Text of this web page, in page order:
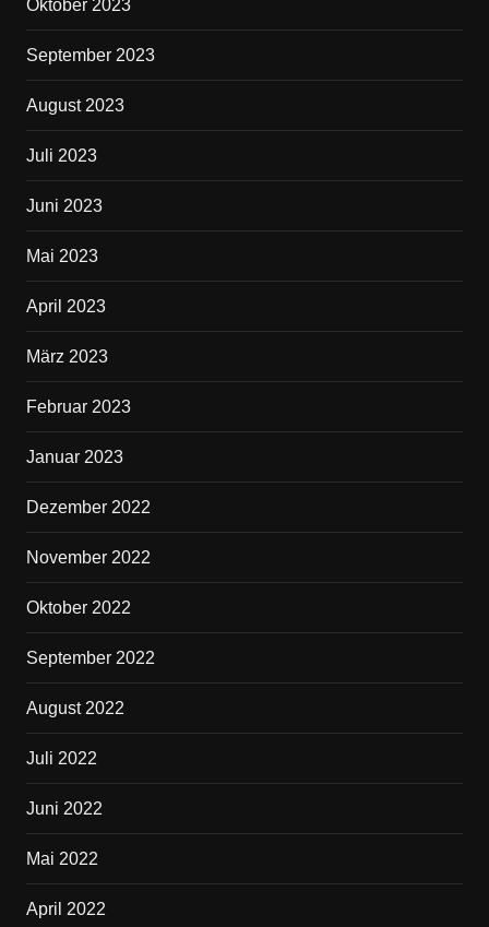
Oktober 2023
September 2023
August 2023
Juli 2023
Juni 2023
Mai 2023
April 2023
März 2023
Februar 2023
Januar 2023
Dezember 2022
November 2022
Oktober 2022
September 2022
August 2022
Juli 2022
Juni 2022
Mai 2022
April 2022